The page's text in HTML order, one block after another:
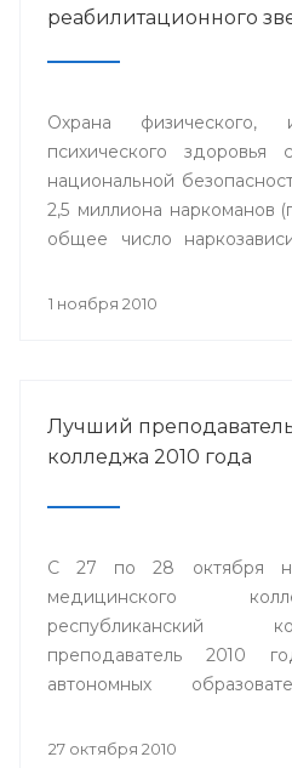
реабилитационного
Охрана физического,
психического
национальной
2,5 миллиона наркоманов
общее число
1 ноября 2010
Лучший
колледжа 2010 года
С 27 по 28 октября
медицинского
республиканский
преподаватель 2010
автономных
Министерства
27 октября 2010